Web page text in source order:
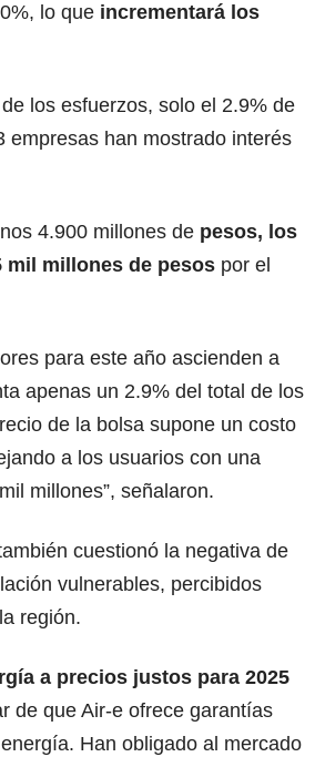
lo que incrementará los
los esfuerzos, solo el 2.9% de
empresas han mostrado interés
4.900 millones de pesos, los
mil millones de pesos por el
para este año ascienden a
apenas un 2.9% del total de los
de la bolsa supone un costo
a los usuarios con una
millones”, señalaron.
cuestionó la negativa de
vulnerables, percibidos
región.
a precios justos para 2025
de que Air-e ofrece garantías
Han obligado al mercado